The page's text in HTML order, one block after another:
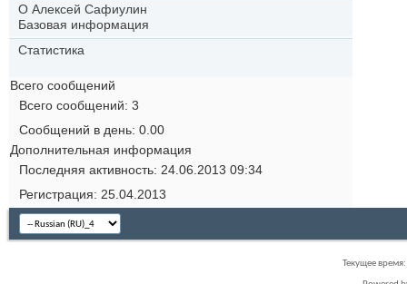
О Алексей Сафиулин
Базовая информация
Статистика
Всего сообщений
Всего сообщений 3
Сообщений в день 0.00
Дополнительная информация
Последняя активность 24.06.2013 09:34
Регистрация
25.04.2013
Текущее время: